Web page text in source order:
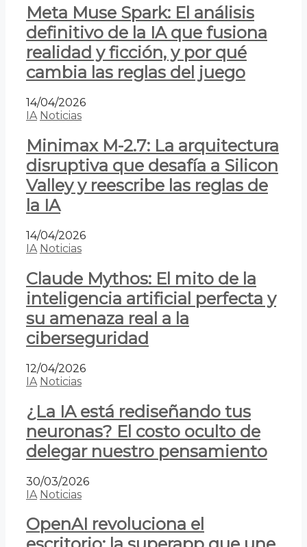
Meta Muse Spark: El análisis
definitivo de la IA que fusiona
realidad y ficción, y por qué
cambia las reglas del juego
14/04/2026
IA Noticias
Minimax M-2.7: La arquitectura
disruptiva que desafía a Silicon
Valley y reescribe las reglas de
la IA
14/04/2026
IA Noticias
Claude Mythos: El mito de la
inteligencia artificial perfecta y
su amenaza real a la
ciberseguridad
12/04/2026
IA Noticias
¿La IA está rediseñando tus
neuronas? El costo oculto de
delegar nuestro pensamiento
30/03/2026
IA Noticias
OpenAI revoluciona el